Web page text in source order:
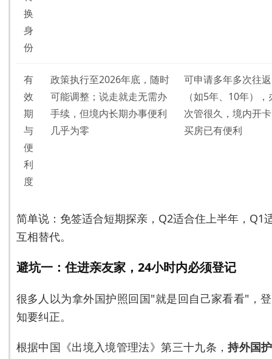
换
身
份
有
效
期
与
便
利
度
政策执行至2026年底，随时
可能调整；说走就走无需办
手续，但境内长期办事便利
几乎为零
可申请多年多次往返
（如5年、10年），
次管很久，境内开
买房已有便利
简单说：免签适合短期探亲，Q2适合住上半年，Q1
互相替代。
避坑一：住进亲友家，24小时内必须登记
很多人以为拿外国护照回国"就是回自己家看看"
知要纠正。
根据中国《出境入境管理法》第三十九条，持外国